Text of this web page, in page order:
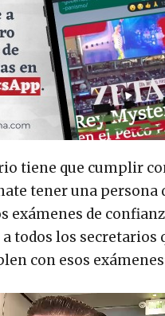
tiene que cumplir
tener una persona
exámenes de
todos los secretarios
con esos